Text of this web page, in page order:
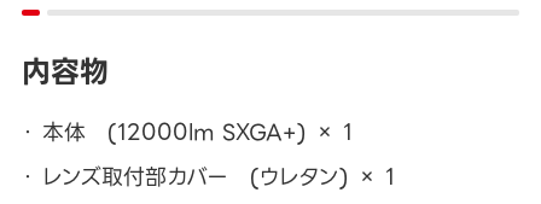
内容物
本体 (12000lm SXGA+) × 1
レンズ取付部カバー (ウレタン) × 1